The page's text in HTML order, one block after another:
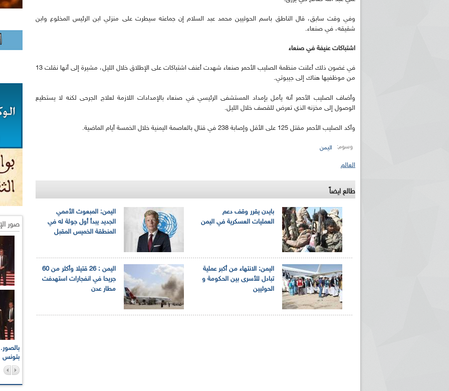
وفي وقت سابق، قال الناطق باسم الحوثيين محمد عبد السلام إن جماعته سيطرت على منزلي ابن الرئيس المخلوع وابن
شقيقه، في صنعاء.
اشتباكات عنيفة في صنعاء
في غضون ذلك أعلنت منظمة الصليب الأحمر صنعاء شهدت أعنف اشتباكات على الإطلاق خلال الليل، مشيرة إلى أنها نقلت 13
من موظفيها هناك إلى جيبوتي.
وأضاف الصليب الأحمر أنه يأمل بإمداد المستشفى الرئيسي في صنعاء بالإمدادات اللازمة لعلاج الجرحى لكنه لا يستطيع
الوصول إلى مخزنه الذي تعرض للقصف خلال الليل.
وأكد الصليب الأحمر مقتل 125 على الأقل وإصابة 238 في قتال بالعاصمة اليمنية خلال الخمسة أيام الماضية.
وسوم: اليمن
العالم
طالع ايضاً
اليمن: المبعوث الأممي
الجديد يبدأ أول جولة له في
المنطقة الخميس المقبل
بايدن يقرر وقف دعم
العمليات العسكرية في اليمن
اليمن : 26 قتيلا وأكثر من 60
جريحا في انفجارات استهدفت
مطار عدن
اليمن: الانتهاء من أكبر عملية
تبادل للأسرى بين الحكومة و
الحوثيين
صور
بتونس